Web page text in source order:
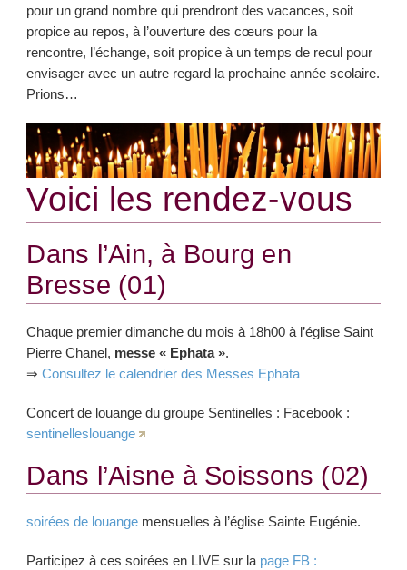
pour un grand nombre qui prendront des vacances, soit
propice au repos, à l’ouverture des cœurs pour la
rencontre, l’échange, soit propice à un temps de recul pour
envisager avec un autre regard la prochaine année scolaire.
Prions…
Voici les rendez-vous
Dans l’Ain, à Bourg en
Bresse (01)
Chaque premier dimanche du mois à 18h00 à l’église Saint
Pierre Chanel, messe « Ephata ».
⇒Consultez le calendrier des Messes Ephata
Concert de louange du groupe Sentinelles : Facebook :
sentinelleslouange
Dans l’Aisne à Soissons (02)
soirées de louange mensuelles à l’église Sainte Eugénie.
Participez à ces soirées en LIVE sur la page FB :